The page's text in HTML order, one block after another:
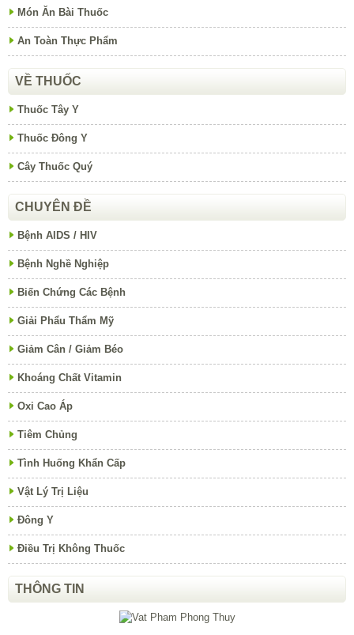
Món Ăn Bài Thuốc
An Toàn Thực Phẩm
VỀ THUỐC
Thuốc Tây Y
Thuốc Đông Y
Cây Thuốc Quý
CHUYÊN ĐỀ
Bệnh AIDS / HIV
Bệnh Nghề Nghiệp
Biến Chứng Các Bệnh
Giải Phẩu Thẩm Mỹ
Giảm Cân / Giảm Béo
Khoáng Chất Vitamin
Oxi Cao Áp
Tiêm Chủng
Tình Huống Khẩn Cấp
Vật Lý Trị Liệu
Đông Y
Điều Trị Không Thuốc
THÔNG TIN